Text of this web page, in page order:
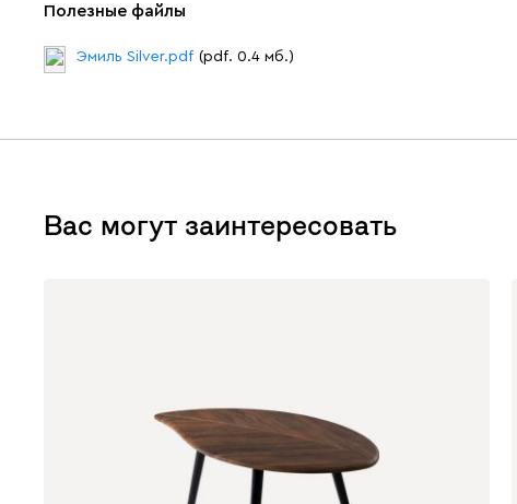
Полезные файлы
Эмиль Silver.pdf (pdf. 0.4 мб.)
Вас могут заинтересовать